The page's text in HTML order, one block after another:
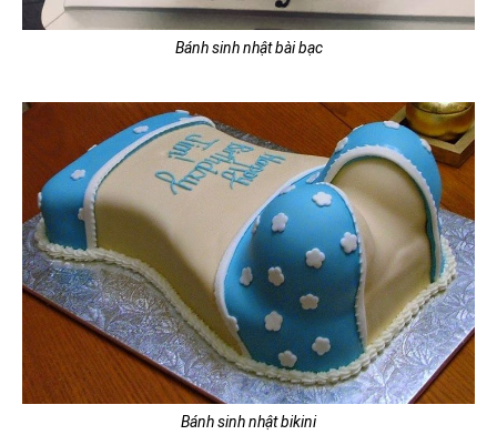
Bánh sinh nhật bài bạc
Bánh sinh nhật bikini